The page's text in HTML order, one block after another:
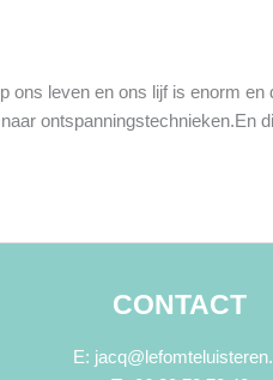
leven en ons lijf is enorm
ontspanningstechnieken.En
CONTACT
E: